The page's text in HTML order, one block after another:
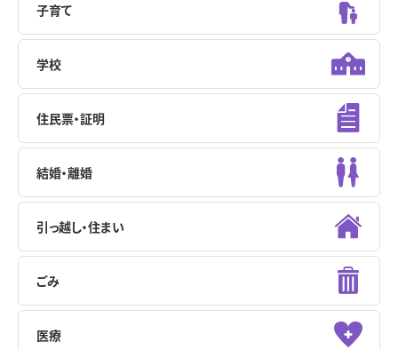
子育て
学校
住民票・証明
結婚・離婚
引っ越し・住まい
ごみ
医療